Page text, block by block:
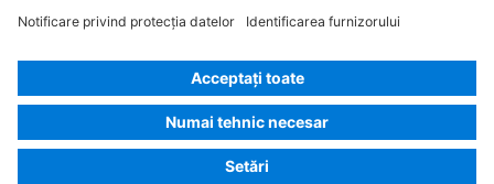
223.076
© 2026Mercedes-Benz AG
Identificarea furnizorului
Setări pentru cookie-uri
Cookie-uri
Protecția datelor Considerații juridice